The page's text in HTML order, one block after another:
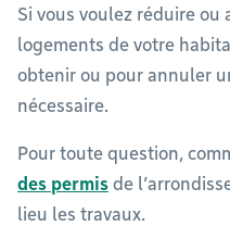
Si vous voulez réduire
logements de votre
obtenir ou pour annuler
nécessaire.
Pour toute question,
des permis de
lieu les travaux.